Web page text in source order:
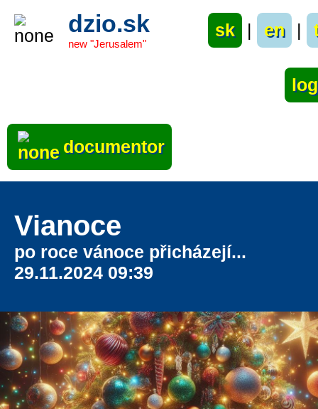
dzio.sk
new "Jerusalem"
sk | en |
documentor
Vianoce
po roce vánoce přicházejí...
29.11.2024 09:39